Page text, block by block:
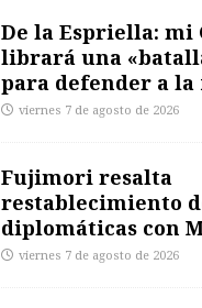
De la Espriella: mi
librará una
para defender a
viernes 7 de agosto de 2026
Fujimori resalta
restablecimiento
diplomáticas con
viernes 7 de agosto de 2026